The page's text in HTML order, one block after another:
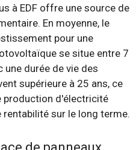
à EDF offre une source de
En moyenne, le
pour une
se situe entre 7
une durée de vie des
supérieure à 25 ans, ce
production d'électricité
rentabilité sur le long terme.